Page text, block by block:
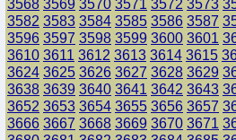
3568 3569 3570 3571 3572 3573
3582 3583 3584 3585 3586 3587
3596 3597 3598 3599 3600 3601
3610 3611 3612 3613 3614 3615
3624 3625 3626 3627 3628 3629
3638 3639 3640 3641 3642 3643
3652 3653 3654 3655 3656 3657
3666 3667 3668 3669 3670 3671